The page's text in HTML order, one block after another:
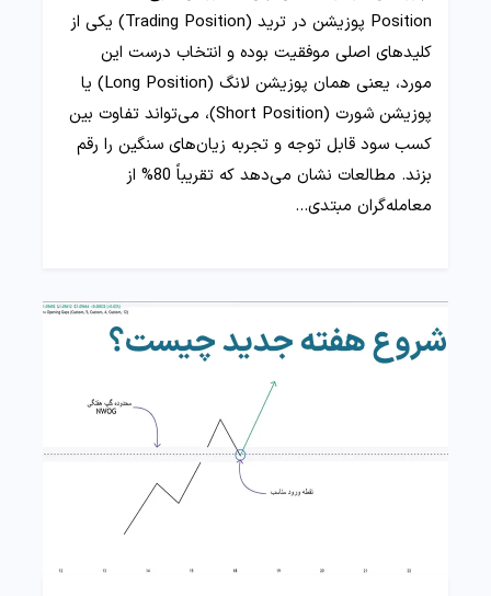
Position پوزیشن در ترید (Trading Position) یکی از
کلیدهای اصلی موفقیت بوده و انتخاب درست این
مورد، یعنی همان پوزیشن لانگ (Long Position) یا
پوزیشن شورت (Short Position)، می‌تواند تفاوت بین
کسب سود قابل توجه و تجربه زیان‌های سنگین را رقم
بزند. مطالعات نشان می‌دهد که تقریباً 80% از
معامله‌گران مبتدی…